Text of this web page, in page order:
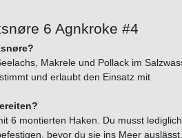
6 Agnkroke #4
Makrele und Pollack im
und erlaubt den Einsatz mit
6 montierten Haken. Du musst lediglich
bevor du sie ins Meer auslässt.